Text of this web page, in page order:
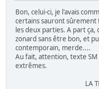
Bon, celui-ci, je l'avais
certains sauront
les deux parties. A part
zonard sans être bon, et
contemporain, merde....
Au fait, attention, texte
extrêmes.
LA